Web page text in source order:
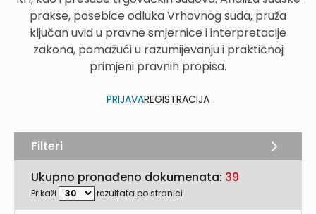
prakse, posebice odluka Vrhovnog suda, pruža
ključan uvid u pravne smjernice i interpretacije
zakona, pomažući u razumijevanju i praktičnoj
primjeni pravnih propisa.
PRIJAVAREGISTRACIJA
Ukupno pronađeno dokumenata: 39
Prikaži rezultata po stranici
Filteri